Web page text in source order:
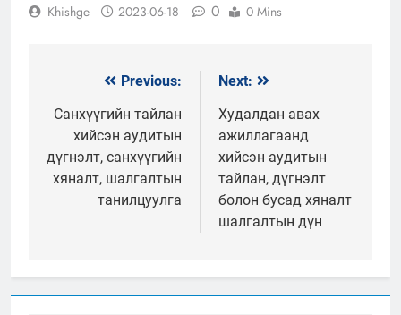
Khishge 2023-06-18 0 0 Mins
Мэдээний
цэс
Previous:
Санхүүгийн тайлан
хийсэн аудитын
дүгнэлт, санхүүгийн
хяналт, шалгалтын
танилцуулга
Next:
Худалдан авах
ажиллагаанд
хийсэн аудитын
тайлан, дүгнэлт
болон бусад хяналт
шалгалтын дүн